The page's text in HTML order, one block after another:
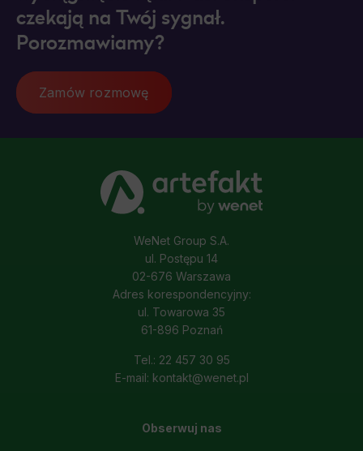
czekają na Twój sygnał.
Porozmawiamy?
Zamów rozmowę
WeNet Group S.A.
ul. Postępu 14
02-676 Warszawa
Adres korespondencyjny:
ul. Towarowa 35
61-896 Poznań
Tel.: 22 457 30 95
E-mail: kontakt@wenet.pl
Obserwuj nas